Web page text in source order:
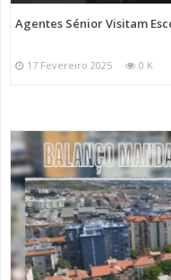
Agentes Sénior Visitam
17 Fevereiro 2025 0 K